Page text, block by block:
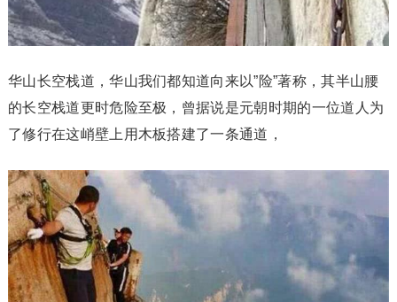
华山长空栈道，华山我们都知道向来以”险”著称，其半山腰
的长空栈道更时危险至极，曾据说是元朝时期的一位道人为
了修行在这峭壁上用木板搭建了一条通道，